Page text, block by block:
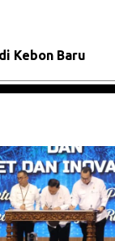
Kebon Baru